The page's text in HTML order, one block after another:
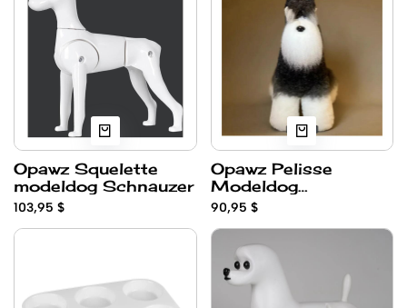
Opawz Squelette
modeldog Schnauzer
103,95 $
Opawz Pelisse
Modeldog
Schnauzer
90,95 $